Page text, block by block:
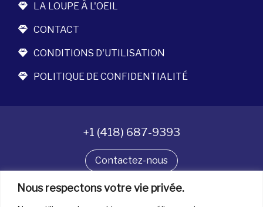
Nous respectons votre vie privée.
LA LOUPE À L'OEIL
CONTACT
CONDITIONS D'UTILISATION
POLITIQUE DE CONFIDENTIALITÉ
+1 (418) 687-9393
Contactez-nous
Suivez-nous